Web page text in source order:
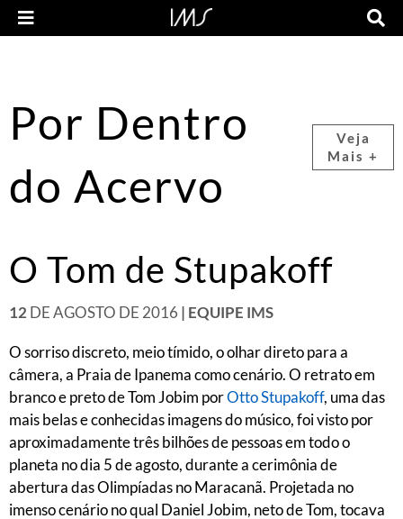
Por Dentro
do Acervo
Veja
Mais +
O Tom de Stupakoff
12 DE AGOSTO DE 2016 | EQUIPE IMS
O sorriso discreto, meio tímido, o olhar direto para a
câmera, a Praia de Ipanema como cenário. O retrato em
branco e preto de Tom Jobim porOtto Stupakoff, uma das
mais belas e conhecidas imagens do músico, foi visto por
aproximadamente três bilhões de pessoas em todo o
planeta no dia 5 de agosto, durante a cerimônia de
abertura das Olimpíadas no Maracanã. Projetada no
imenso cenário no qual Daniel Jobim, neto de Tom, tocava